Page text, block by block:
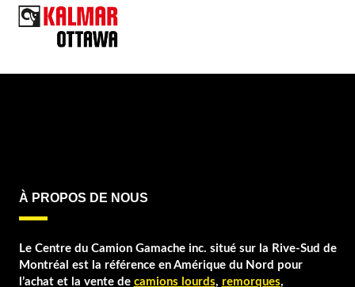
TRAILKING
À PROPOS DE NOUS
Le Centre du Camion Gamache inc. situé sur la Rive-Sud de
Montréal est la référence en Amérique du Nord pour
l’achat et la vente de camions lourds, remorques,